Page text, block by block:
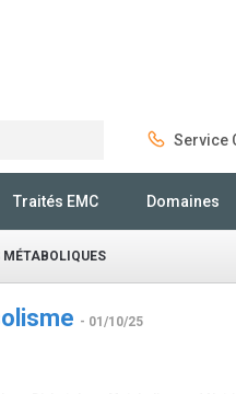
Service
Traités EMC Domaines
- 01/10/25